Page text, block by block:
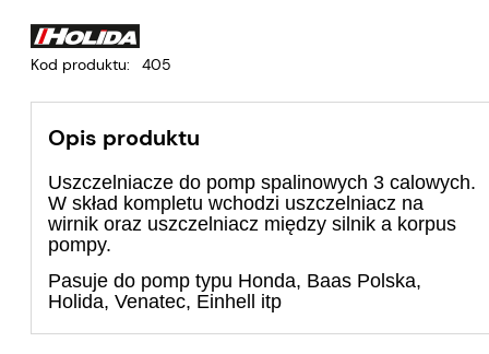
Kod produktu: 405
Opis produktu
Uszczelniacze do pomp spalinowych 3 calowych.
W skład kompletu wchodzi uszczelniacz na
wirnik oraz uszczelniacz między silnik a korpus
pompy.
Pasuje do pomp typu Honda, Baas Polska,
Holida, Venatec, Einhell itp